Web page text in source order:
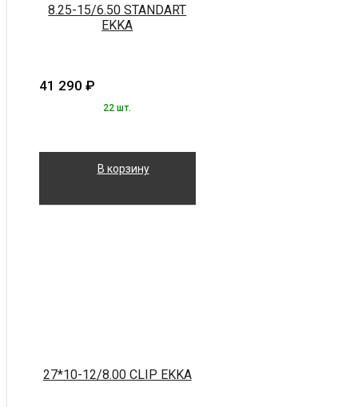
8.25-15/6.50 STANDART
EKKA
41 290 ₽
22 шт.
В корзину
27*10-12/8.00 CLIP EKKA